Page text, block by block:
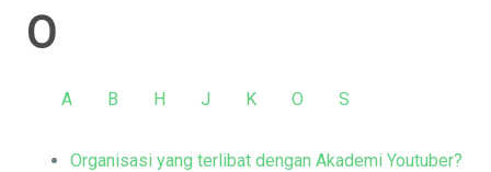
O
A B H J K O S
Organisasi yang terlibat dengan Akademi Youtuber?